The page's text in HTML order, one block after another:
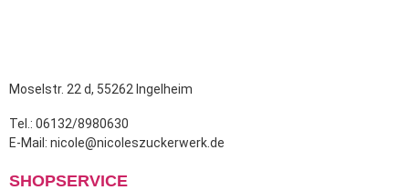
Moselstr. 22 d, 55262 Ingelheim
Tel.: 06132/8980630
E-Mail: nicole@nicoleszuckerwerk.de
SHOPSERVICE